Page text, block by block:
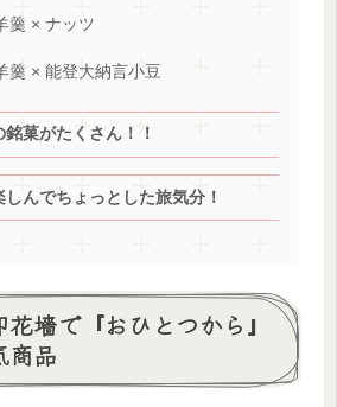
羹 × ナッツ
羹 × 能登大納言小豆
菓がたくさん！！
んでちょっとした旅気分！
墻で『おひとつから』
商品